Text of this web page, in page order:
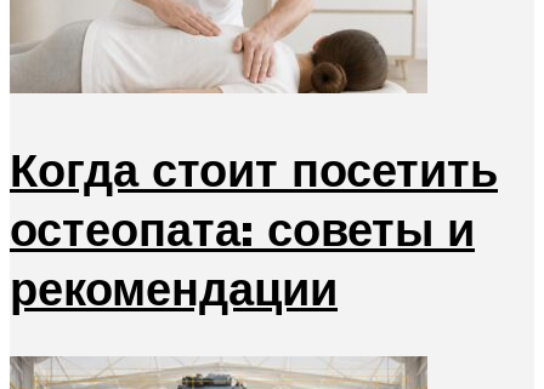
Когда стоит посетить
остеопата: советы и
рекомендации